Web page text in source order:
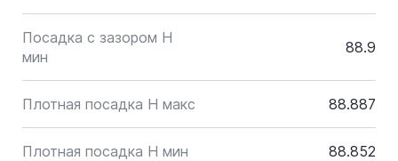
Посадка с зазором H
мин
88.9
Плотная посадка H макс 88.887
Плотная посадка H мин 88.852